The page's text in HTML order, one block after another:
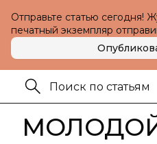
Отправьте статью сегодня!
печатный экземпляр